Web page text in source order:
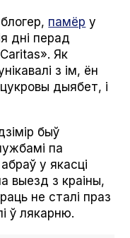
памёр у
дні перад
Як
з ім, ён
дыябет, і
быў
па
у якасці
выезд з краіны,
не сталі праз
ў лякарню.